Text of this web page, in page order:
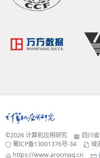
©2026 计算机应用研究
四川
蜀ICP备13001376号-34
域
https://www.arocmag.cn